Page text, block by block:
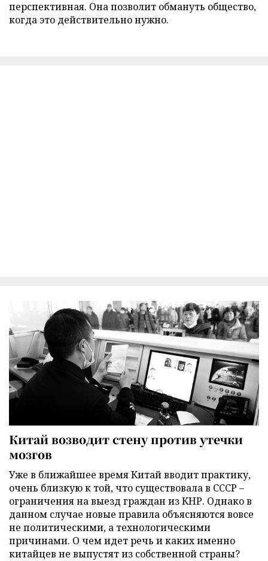
перспективная. Она позволит обмануть общество,
когда это действительно нужно.
Китай возводит стену против утечки
мозгов
Уже в ближайшее время Китай вводит практику,
очень близкую к той, что существовала в СССР –
ограничения на выезд граждан из КНР. Однако в
данном случае новые правила объясняются вовсе
не политическими, а технологическими
причинами. О чем идет речь и каких именно
китайцев не выпустят из собственной страны?